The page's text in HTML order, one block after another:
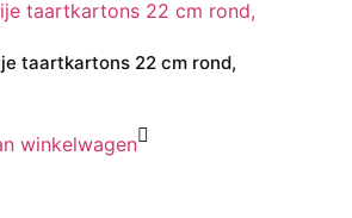
taartkartons 22 cm rond,
winkelwagen